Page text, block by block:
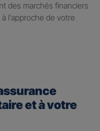
des marchés financiers
l’approche de votre
et à votre